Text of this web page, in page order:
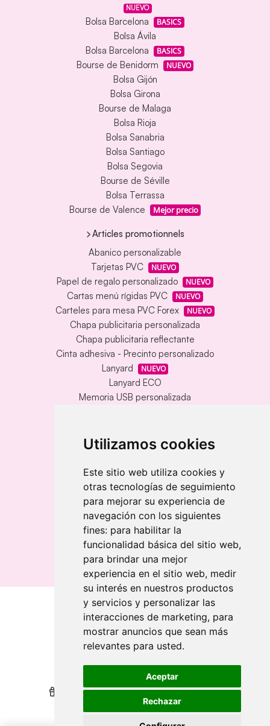
Utilizamos cookies
Este sitio web utiliza cookies y
otras tecnologías de seguimiento
para mejorar su experiencia de
navegación con los siguientes
fines: para habilitar la
funcionalidad básica del sitio web,
para brindar una mejor
experiencia en el sitio web, medir
su interés en nuestros productos
y servicios y personalizar las
interacciones de marketing, para
mostrar anuncios que sean más
relevantes para usted.
Aceptar
Rechazar
NUEVO
Bolsa Barcelona BASICS
Bolsa Ávila
Bolsa Barcelona
BASICS
Bourse de Benidorm NUEVO
Bolsa Gijón
Bolsa Girona
Bourse de Malaga
Bolsa Rioja
Bolsa Sanabria
Bolsa Santiago
Bolsa Segovia
Bourse de Séville
Bolsa Terrassa
Bourse de Valence
Mejor precio
Articles promotionnels
Abanico personalizable
Tarjetas PVC
NUEVO
Papel de regalo personalizado NUEVO
Cartas menú rígidas PVC NUEVO
Carteles para mesa PVC Forex NUEVO
Chapa publicitaria personalizada
Chapa publicitaria reflectante
Cinta adhesiva - Precinto personalizado
Lanyard
NUEVO
Lanyard ECO
Memoria USB personalizada
Llavero redondo en madera y metal
Llavero rectangular en madera clara
Banderolas
Banderas publicitarias
Banderas publicitarias
Banderas publicitarias
Qui sommes-nous
Revendeurs
Revendeurs
Impression durable
Impression durable
Nous récompensons votre fidélité
Nous récompensons votre fidélité
Aide
Aide